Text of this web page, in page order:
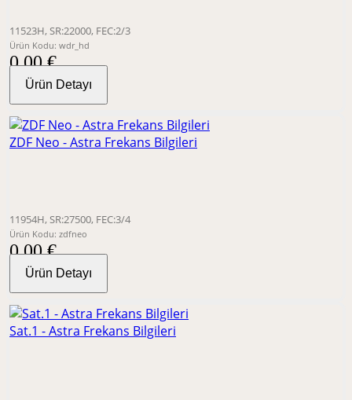
11523H, SR:22000, FEC:2/3
Ürün Kodu: wdr_hd
0,00 €
Ürün Detayı
ZDF Neo - Astra Frekans Bilgileri
11954H, SR:27500, FEC:3/4
Ürün Kodu: zdfneo
0,00 €
Ürün Detayı
Sat.1 - Astra Frekans Bilgileri